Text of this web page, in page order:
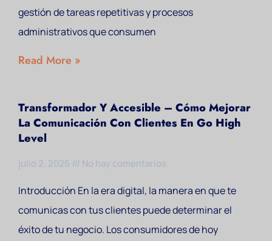
gestión de tareas repetitivas y procesos
administrativos que consumen
Read More »
Transformador Y Accesible – Cómo Mejorar
La Comunicación Con Clientes En Go High
Level
julio 2, 2025 No hay comentarios
Introducción En la era digital, la manera en que te
comunicas con tus clientes puede determinar el
éxito de tu negocio. Los consumidores de hoy